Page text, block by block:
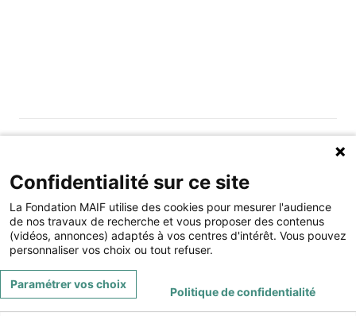
Fondation MAIF
275 rue du Stade, 79180 CHAURAY
Téléphone : 05.49.73.87.04
Contact Mentions légales
Confidentialité sur ce site
La Fondation MAIF utilise des cookies pour mesurer l'audience
de nos travaux de recherche et vous proposer des contenus
(vidéos, annonces) adaptés à vos centres d'intérêt. Vous pouvez
personnaliser vos choix ou tout refuser.
Paramétrer vos choix
Politique de confidentialité